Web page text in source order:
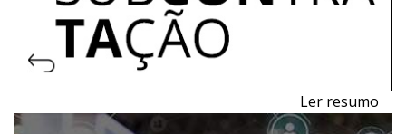
Ler resumo
Feira de Processos e Equipamentos para a